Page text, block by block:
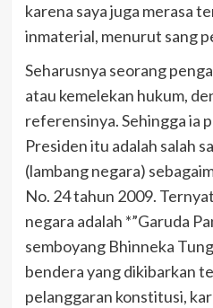
karena saya juga merasa
inmaterial, menurut sang
Seharusnya seorang
atau kemelekan hukum,
referensinya. Sehingga ia
Presiden itu adalah salah
(lambang negara)
No. 24 tahun 2009.
negara adalah *”Garuda
semboyang Bhinneka
bendera yang dikibarkan
pelanggaran konstitusi,